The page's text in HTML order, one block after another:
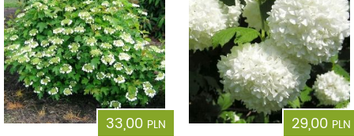
33,00 PLN
29,00 PLN